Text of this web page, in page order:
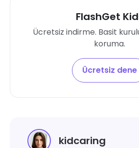
FlashGet
Ücretsiz indirme. Basit
koruma.
Ücretsiz dene
kidcaring